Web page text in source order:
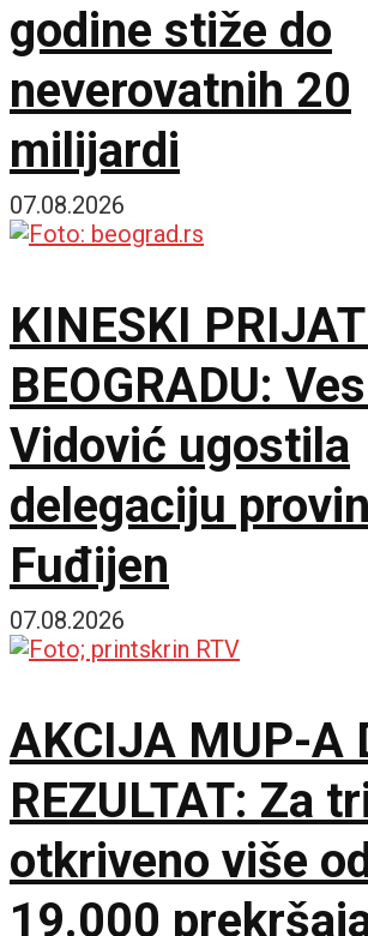
godine stiže do
neverovatnih 20
milijardi
07.08.2026
KINESKI
BEOGRADU:
Vidović ugostila
delegaciju
Fuđijen
07.08.2026
AKCIJA MUP-A
REZULTAT: Za
otkriveno više
19.000